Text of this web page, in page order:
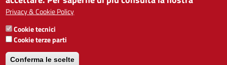
ISTITUTO PER LA PROMOZIONE DELLO
SVILUPPO ECONOMICO
Partita IVA: 01716880214
Privacy & Cookie Policy
Cookie tecnici
Cookie terze parti
Conferma le scelte